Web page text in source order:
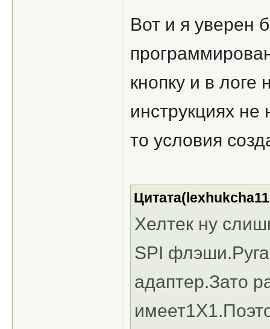
Вот и я уверен
кнопку и в логе
инструкциях
то условия
Хелтек ну
SPI
адаптер.Зато